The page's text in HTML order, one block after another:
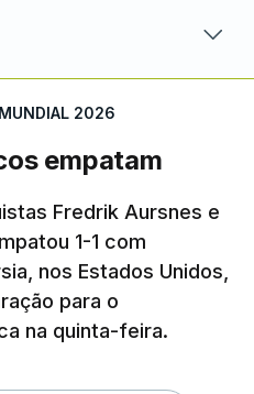
MUNDIAL 2026
empatam
Fredrik Aursnes e
1-1 com
nos Estados Unidos,
para o
na quinta-feira.